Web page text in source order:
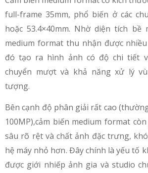
full-frame 35mm, phổ biến ở các
hoặc 53.4×40mm. Nhờ diện tích bề
medium format thu nhận được
đó tạo ra hình ảnh có độ chi tiết
chuyển mượt và khả năng xử lý
tượng.
Bên cạnh độ phân giải rất cao
100MP),cảm biến medium format
sâu rõ rệt và chất ảnh đặc trưng,
hệ máy nhỏ hơn. Đây chính là yếu tố
được giới nhiếp ảnh gia và studio